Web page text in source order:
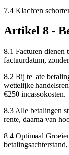
7.4 Klachten
Artikel 8 -
8.1 Facturen dienen
factuurdatum,
8.2 Bij te late
wettelijke
€250 incassokosten.
8.3 Alle betalingen
rente, daarna van
8.4 Optimaal